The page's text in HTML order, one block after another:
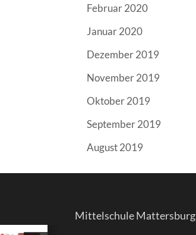
Februar 2020
Januar 2020
Dezember 2019
November 2019
Oktober 2019
September 2019
August 2019
Mittelschule Mattersburg